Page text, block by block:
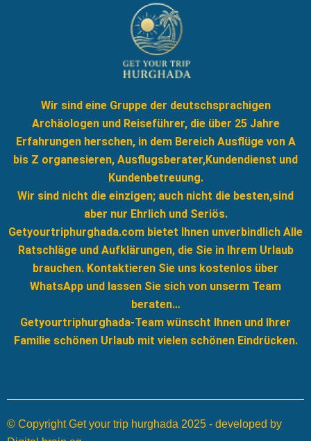
Wir sind eine Gruppe der deutschsprachigen
Archäologen und Reiseführer, die über 25 Jahre
Erfahrungen herschen, in dem Bereich Ausflüge von A
bis Z organesieren, Ausflugsberater,Kundendienst und
Kundenbetreuung.
Wir sind nicht die einzigen; auch nicht die besten,sind
aber nur Ehrlich und Seriös.
Getyourtriphurghada.com bietet Ihnen unverbindlich Alle
Ratschläge und Aufklärungen, die Sie in Ihrem Urlaub
brauchen. Kontaktieren Sie uns kostenlos über
WhatsApp und lassen Sie sich von unserm Team
beraten…
Getyourtriphurghada-Team wünscht Ihnen und Ihrer
Familie schönen Urlaub mit vielen schönen Eindrücken.
© Copyright Get your trip hurghada 2025 - developed by